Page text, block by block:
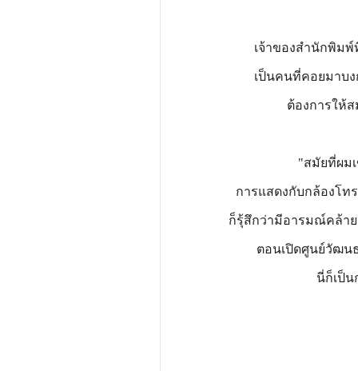
เจ้าของสำนักพิม
เป็นคนที่คอยมาบ
ต้องการให้สม
"สมัยที่ผมเข้า
การแสดงกับกล้องโท
ก็รุ้สึกว่ามีอารมณ์คล้าย
ตอนเปิดศูนย์วัฒน
นี่ก็เป็น